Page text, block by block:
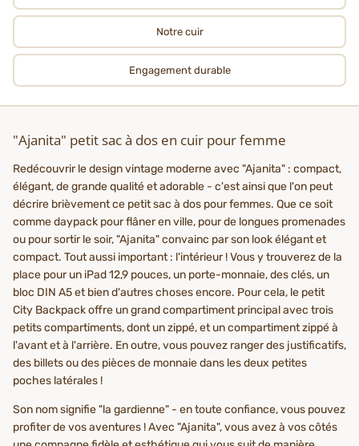
Notre cuir
Engagement durable
"Ajanita" petit sac à dos en cuir pour femme
Redécouvrir le design vintage moderne avec "Ajanita" : compact,
élégant, de grande qualité et adorable - c'est ainsi que l'on peut
décrire brièvement ce petit sac à dos pour femmes. Que ce soit
comme daypack pour flâner en ville, pour de longues promenades
ou pour sortir le soir, "Ajanita" convainc par son look élégant et
compact. Tout aussi important : l'intérieur ! Vous y trouverez de la
place pour un iPad 12,9 pouces, un porte-monnaie, des clés, un
bloc DIN A5 et bien d'autres choses encore. Pour cela, le petit
City Backpack offre un grand compartiment principal avec trois
petits compartiments, dont un zippé, et un compartiment zippé à
l'avant et à l'arrière. En outre, vous pouvez ranger des justificatifs,
des billets ou des pièces de monnaie dans les deux petites
poches latérales !
Son nom signifie "la gardienne" - en toute confiance, vous pouvez
profiter de vos aventures ! Avec "Ajanita", vous avez à vos côtés